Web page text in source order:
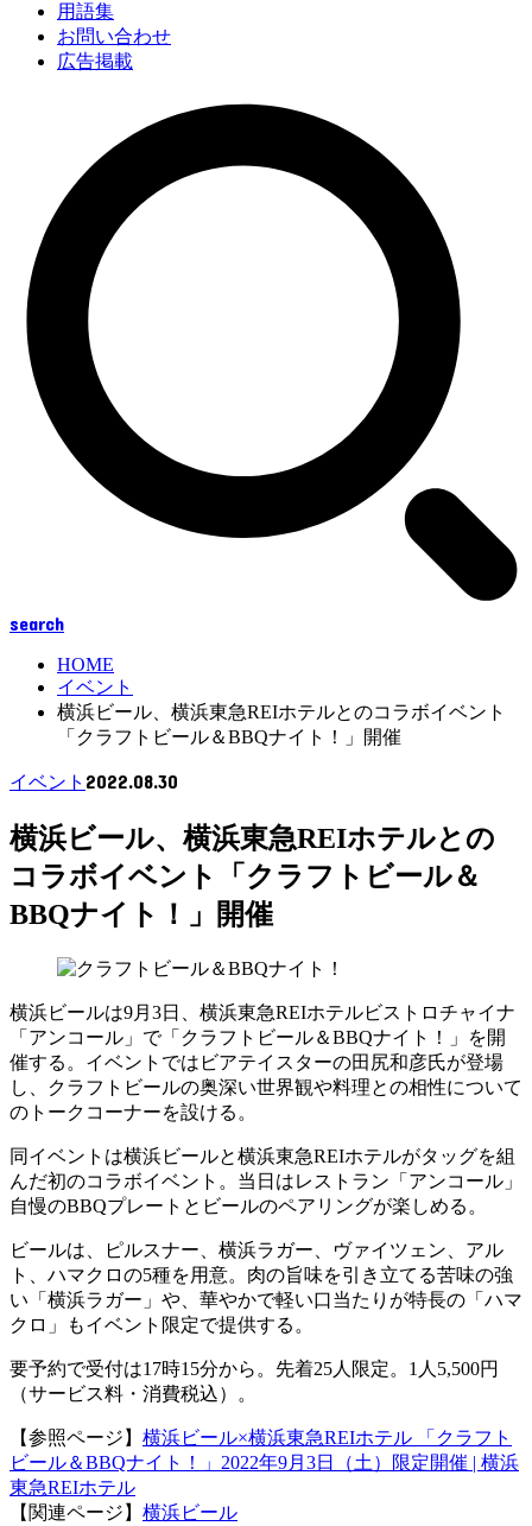
用語集
お問い合わせ
広告掲載
search
HOME
イベント
横浜ビール、横浜東急REIホテルとのコラボイベント
「クラフトビール＆BBQナイト！」開催
イベント 2022.08.30
横浜ビール、横浜東急REIホテルとの
コラボイベント「クラフトビール＆
BBQナイト！」開催
横浜ビールは9月3日、横浜東急REIホテルビストロチャイナ
「アンコール」で「クラフトビール＆BBQナイト！」を開
催する。イベントではビアテイスターの田尻和彦氏が登場
し、クラフトビールの奥深い世界観や料理との相性について
のトークコーナーを設ける。
同イベントは横浜ビールと横浜東急REIホテルがタッグを組
んだ初のコラボイベント。当日はレストラン「アンコール」
自慢のBBQプレートとビールのペアリングが楽しめる。
ビールは、ピルスナー、横浜ラガー、ヴァイツェン、アル
ト、ハマクロの5種を用意。肉の旨味を引き立てる苦味の強
い「横浜ラガー」や、華やかで軽い口当たりが特長の「ハマ
クロ」もイベント限定で提供する。
要予約で受付は17時15分から。先着25人限定。1人5,500円
（サービス料・消費税込）。
【参照ページ】 横浜ビール×横浜東急REIホテル 「クラフト
ビール＆BBQナイト！」2022年9月3日（土）限定開催 | 横浜
東急REIホテル
【関連ページ】 横浜ビール